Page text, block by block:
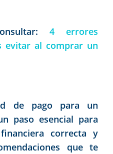
4 errores
evitar al comprar un
de pago para un
paso esencial para
correcta y
que te